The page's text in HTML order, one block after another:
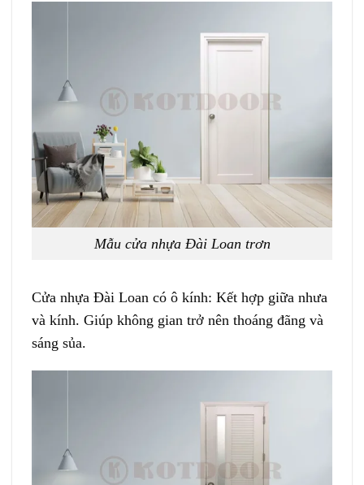
Mẫu cửa nhựa Đài Loan trơn
Cửa nhựa Đài Loan có ô kính: Kết hợp giữa nhưa
và kính. Giúp không gian trở nên thoáng đãng và
sáng sủa.